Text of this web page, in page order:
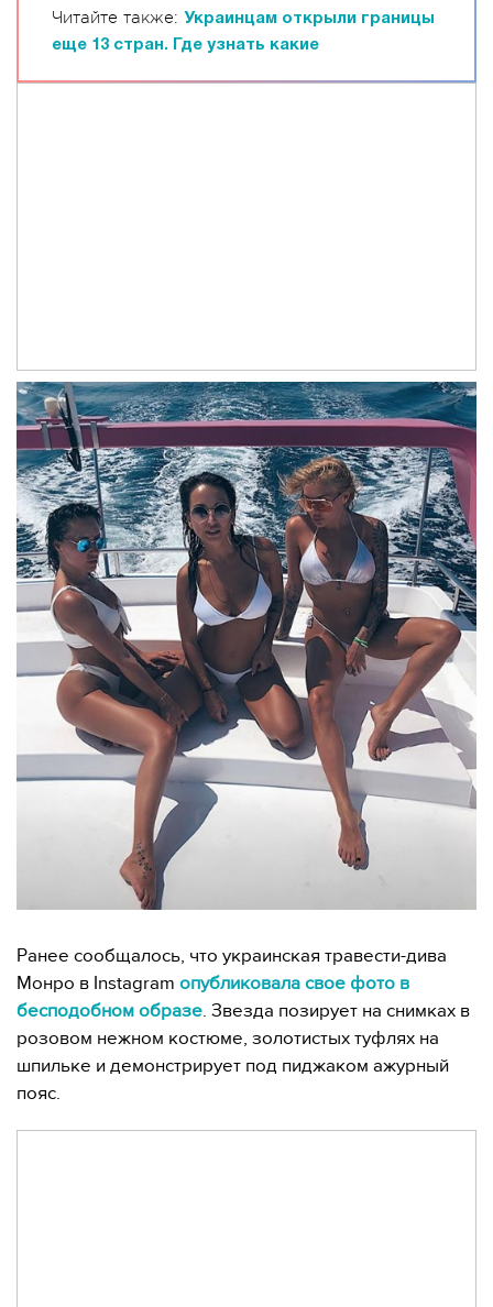
Читайте также: Украинцам открыли границы
еще 13 стран. Где узнать какие
Ранее сообщалось, что украинская травести-дива
Монро в Instagram опубликовала свое фото в
бесподобном образе. Звезда позирует на снимках в
розовом нежном костюме, золотистых туфлях на
шпильке и демонстрирует под пиджаком ажурный
пояс.